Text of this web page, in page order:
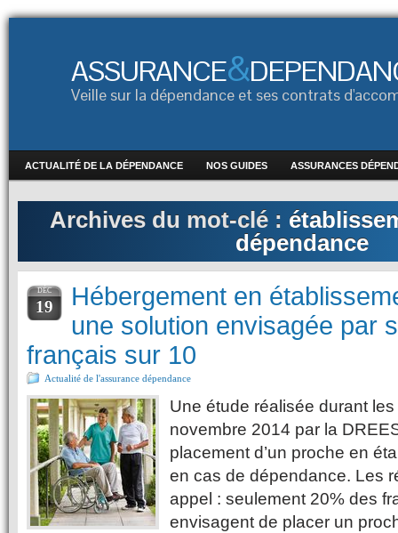
ASSURANCE&
Veille sur la dépendance et ses contrats
ACTUALITÉ DE LA DÉPENDANCE NOS GUIDES ASSURANCES
Archives du mot-clé :
dépendance
DÉC
19
Hébergement en
une solution envisagée par
français sur 10
Actualité de l'assurance dépendance
Une étude réalisée durant les
novembre 2014 par la
placement d’un proche en
en cas de dépendance. Les
appel : seulement 20% des
envisagent de placer un